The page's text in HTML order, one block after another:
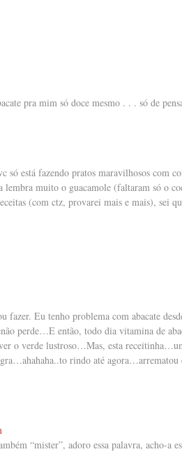
pra mim só doce mesmo . . . só de
está fazendo pratos maravilhosos com
lembra muito o guacamole (faltaram só o
(com ctz, provarei mais e mais), sei
fazer. Eu tenho problema com abacate
perde…E então, todo dia vitamina de
o verde lustroso…Mas, esta
rindo até
“mister”, adoro essa palavra, acho-a